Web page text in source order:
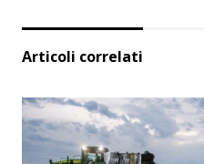
Articoli correlati